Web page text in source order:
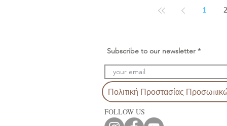
1 2
Subscribe to our newsletter
Πολιτική Προστασίας
FOLLOW US